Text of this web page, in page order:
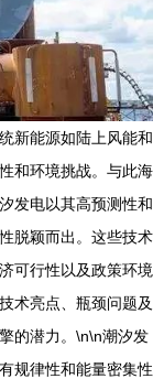
新能源如陆上风能和
和环境挑战。与此海
发电以其高预测性和
脱颖而出。这些技术
可行性以及政策环境
术亮点、瓶颈问题及
的潜力。\n\n潮汐发
规律性和能量密集性